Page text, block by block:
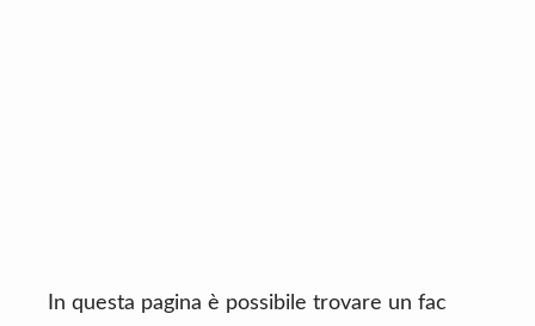
In questa pagina è possibile trovare un fac